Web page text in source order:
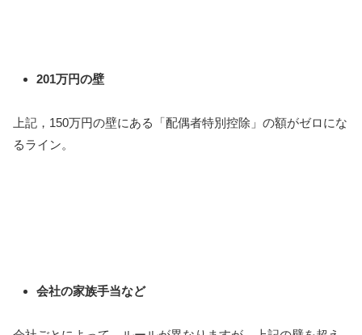
201万円の壁
上記，150万円の壁にある「配偶者特別控除」の額がゼロにな
るライン。
会社の家族手当など